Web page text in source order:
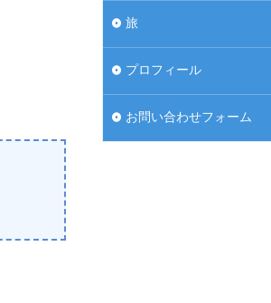
旅
プロフィール
お問い合わせフォーム